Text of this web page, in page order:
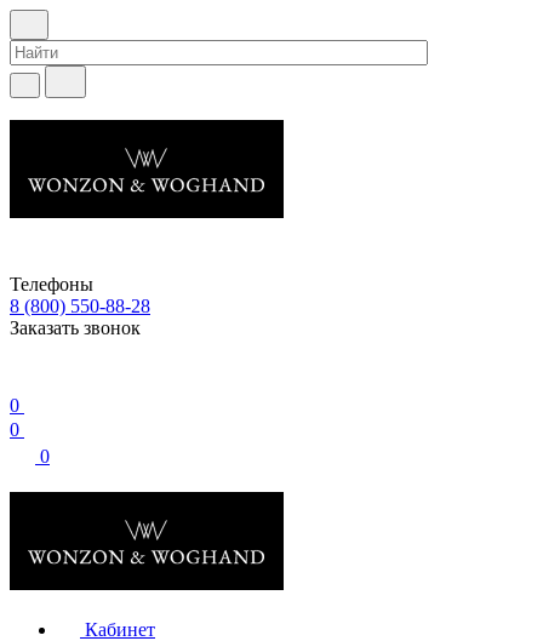
Телефоны
8 (800) 550-88-28
Заказать звонок
0
0
0
Кабинет